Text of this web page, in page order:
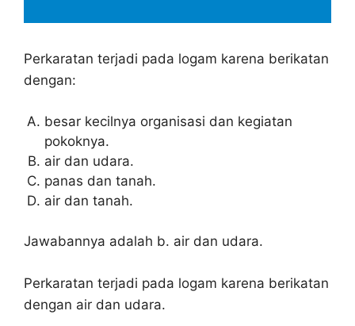
Perkaratan terjadi pada logam karena berikatan
dengan:
besar kecilnya organisasi dan kegiatan
pokoknya.
air dan udara.
panas dan tanah.
air dan tanah.
Jawabannya adalah b. air dan udara.
Perkaratan terjadi pada logam karena berikatan
dengan air dan udara.